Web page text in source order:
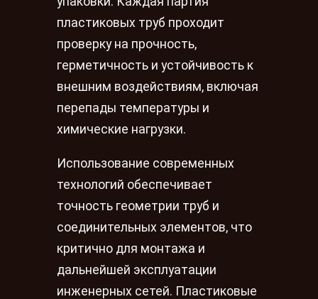
пластиковых труб проходит
проверку на прочность,
герметичность и устойчивость к
внешним воздействиям, включая
перепады температуры и
химические нагрузки.
Использование современных
технологий обеспечивает
точность геометрии труб и
соединительных элементов, что
критично для монтажа и
дальнейшей эксплуатации
инженерных сетей. Пластиковые